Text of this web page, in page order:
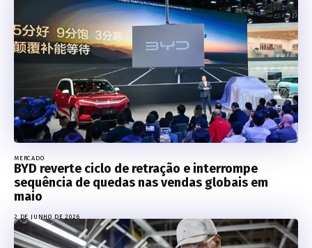
MERCADO
BYD reverte ciclo de retração e interrompe
sequência de quedas nas vendas globais em
maio
2 DE JUNHO DE 2026